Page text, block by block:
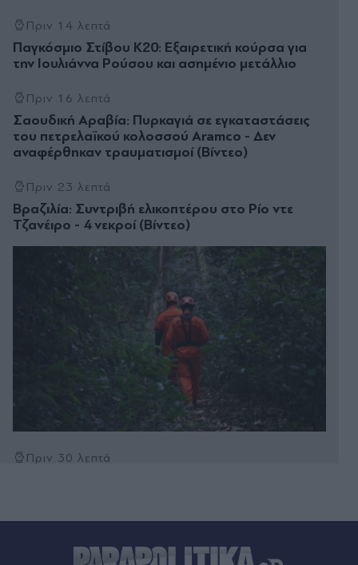
Πριν 14 λεπτά
Παγκόσμιο Στίβου Κ20: Εξαιρετική κούρσα για
την Ιουλιάννα Ρούσου και ασημένιο μετάλλιο
Πριν 16 λεπτά
Σαουδική Αραβία: Πυρκαγιά σε εγκαταστάσεις
του πετρελαϊκού κολοσσού Aramco - Δεν
αναφέρθηκαν τραυματισμοί (Βίντεο)
Πριν 23 λεπτά
Βραζιλία: Συντριβή ελικοπτέρου στο Ρίο ντε
Τζανέιρο - 4 νεκροί (Βίντεο)
Πριν 30 λεπτά
Πινακίδες κυκλοφορίας: Νέο ψηφιακό σύστημα